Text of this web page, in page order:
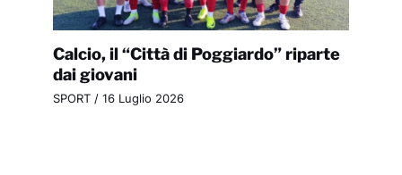
Calcio, il “Città di Poggiardo” riparte
dai giovani
SPORT/ 16 Luglio 2026